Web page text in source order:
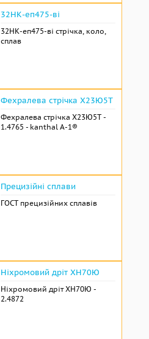
32НК-еп475-ві
32НК-еп475-ві стрічка, коло,
сплав
Фехралева стрічка Х23Ю5Т
Фехралева стрічка Х23Ю5Т -
1.4765 - kanthal A-1®
Прецизійні сплави
ГОСТ прецизійних сплавів
Ніхромовий дріт ХН70Ю
Ніхромовий дріт ХН70Ю -
2.4872